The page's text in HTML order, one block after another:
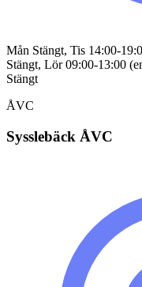
Mån Stängt, Tis 14:00-
Stängt, Lör 09:00-13:00
Stängt
ÅVC
Sysslebäck ÅVC